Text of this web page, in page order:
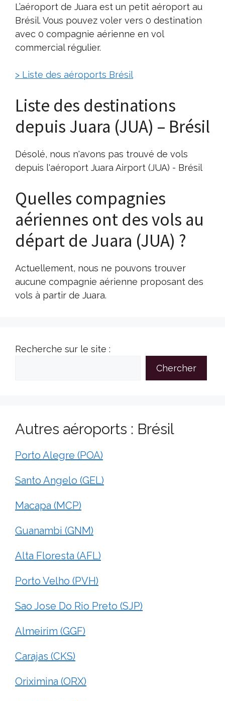
L’aéroport de Juara est un petit aéroport au
Brésil. Vous pouvez voler vers 0 destination
avec 0 compagnie aérienne en vol
commercial régulier.
> Liste des aéroports Brésil
Liste des destinations
depuis Juara (JUA) – Brésil
Désolé, nous n'avons pas trouvé de vols
depuis l'aéroport Juara Airport (JUA) - Brésil
Quelles compagnies
aériennes ont des vols au
départ de Juara (JUA) ?
Actuellement, nous ne pouvons trouver
aucune compagnie aérienne proposant des
vols à partir de Juara.
Recherche sur le site :
Chercher
Autres aéroports : Brésil
Porto Alegre (POA)
Santo Angelo (GEL)
Macapa (MCP)
Guanambi (GNM)
Alta Floresta (AFL)
Porto Velho (PVH)
Sao Jose Do Rio Preto (SJP)
Almeirim (GGF)
Carajas (CKS)
Oriximina (ORX)